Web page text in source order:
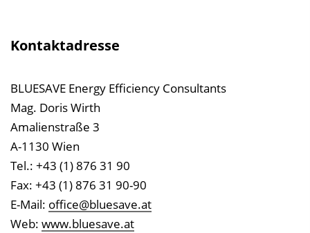
i
n
Kontaktadresse
BLUESAVE Energy Efficiency Consultants
Mag. Doris Wirth
Amalienstraße 3
A-1130 Wien
Tel.: +43 (1) 876 31 90
Fax: +43 (1) 876 31 90-90
E-Mail: office@bluesave.at
Web: www.bluesave.at